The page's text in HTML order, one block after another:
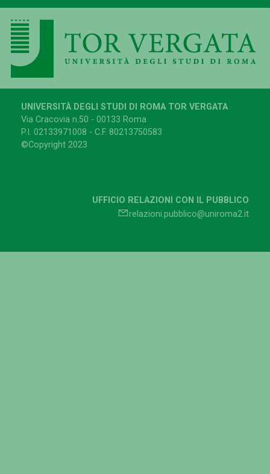
UNIVERSITÀ DEGLI STUDI DI ROMA TOR VERGATA
Via Cracovia n.50 - 00133 Roma
P.I. 02133971008 - C.F. 80213750583
©Copyright 2023
UFFICIO RELAZIONI CON IL PUBBLICO
relazioni.pubblico@uniroma2.it